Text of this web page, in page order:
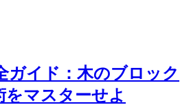
ガイド：木のブロック
をマスターせよ